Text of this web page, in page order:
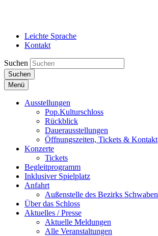
Leichte Sprache
Kontakt
Suchen
Suchen
Menü
Ausstellungen
Pop.Kulturschloss
Rückblick
Dauerausstellungen
Öffnungszeiten, Tickets & Kontakt
Konzerte
Tickets
Begleitprogramm
Inklusiver Spielplatz
Anfahrt
Außenstelle des Bezirks Schwaben
Über das Schloss
Aktuelles / Presse
Aktuelle Meldungen
Alle Veranstaltungen